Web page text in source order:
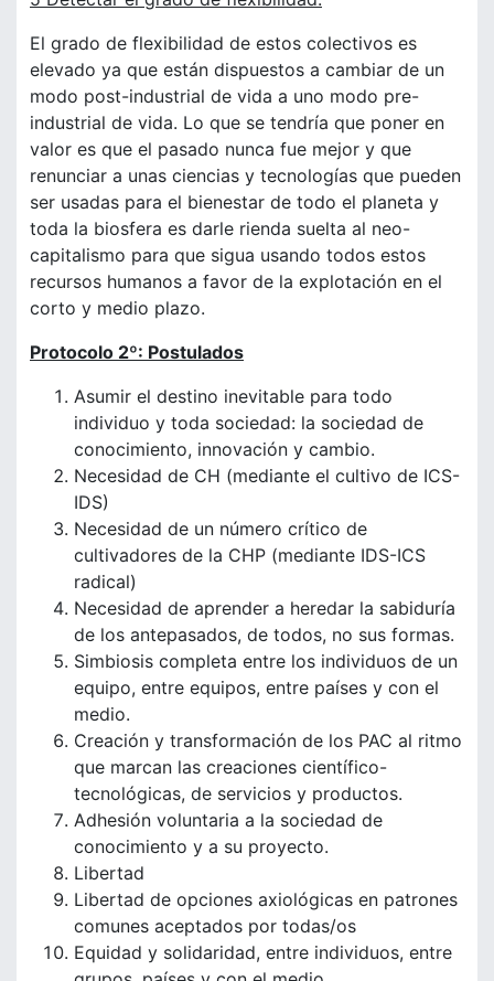
El grado de flexibilidad de estos colectivos es
elevado ya que están dispuestos a cambiar de un
modo post-industrial de vida a uno modo pre-
industrial de vida. Lo que se tendría que poner en
valor es que el pasado nunca fue mejor y que
renunciar a unas ciencias y tecnologías que pueden
ser usadas para el bienestar de todo el planeta y
toda la biosfera es darle rienda suelta al neo-
capitalismo para que sigua usando todos estos
recursos humanos a favor de la explotación en el
corto y medio plazo.
Protocolo 2º: Postulados
Asumir el destino inevitable para todo
individuo y toda sociedad: la sociedad de
conocimiento, innovación y cambio.
Necesidad de CH (mediante el cultivo de ICS-
IDS)
Necesidad de un número crítico de
cultivadores de la CHP (mediante IDS-ICS
radical)
Necesidad de aprender a heredar la sabiduría
de los antepasados, de todos, no sus formas.
Simbiosis completa entre los individuos de un
equipo, entre equipos, entre países y con el
medio.
Creación y transformación de los PAC al ritmo
que marcan las creaciones científico-
tecnológicas, de servicios y productos.
Adhesión voluntaria a la sociedad de
conocimiento y a su proyecto.
Libertad
Libertad de opciones axiológicas en patrones
comunes aceptados por todas/os
Equidad y solidaridad, entre individuos, entre